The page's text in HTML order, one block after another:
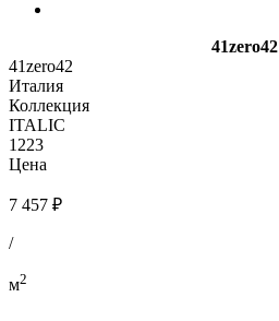
41zero42
41zero42
Италия
Коллекция
ITALIC
1223
Цена
7 457 ₽
/
м2